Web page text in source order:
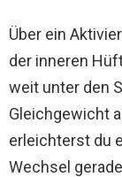
Über ein
der inneren
weit unter den
Gleichgewicht
erleichterst du
Wechsel